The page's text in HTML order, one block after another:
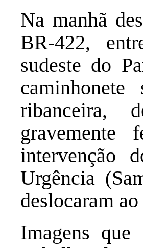
Na manhã
BR-422,
sudeste do
ribanceira,
intervenção
Urgência
deslocaram
Imagens